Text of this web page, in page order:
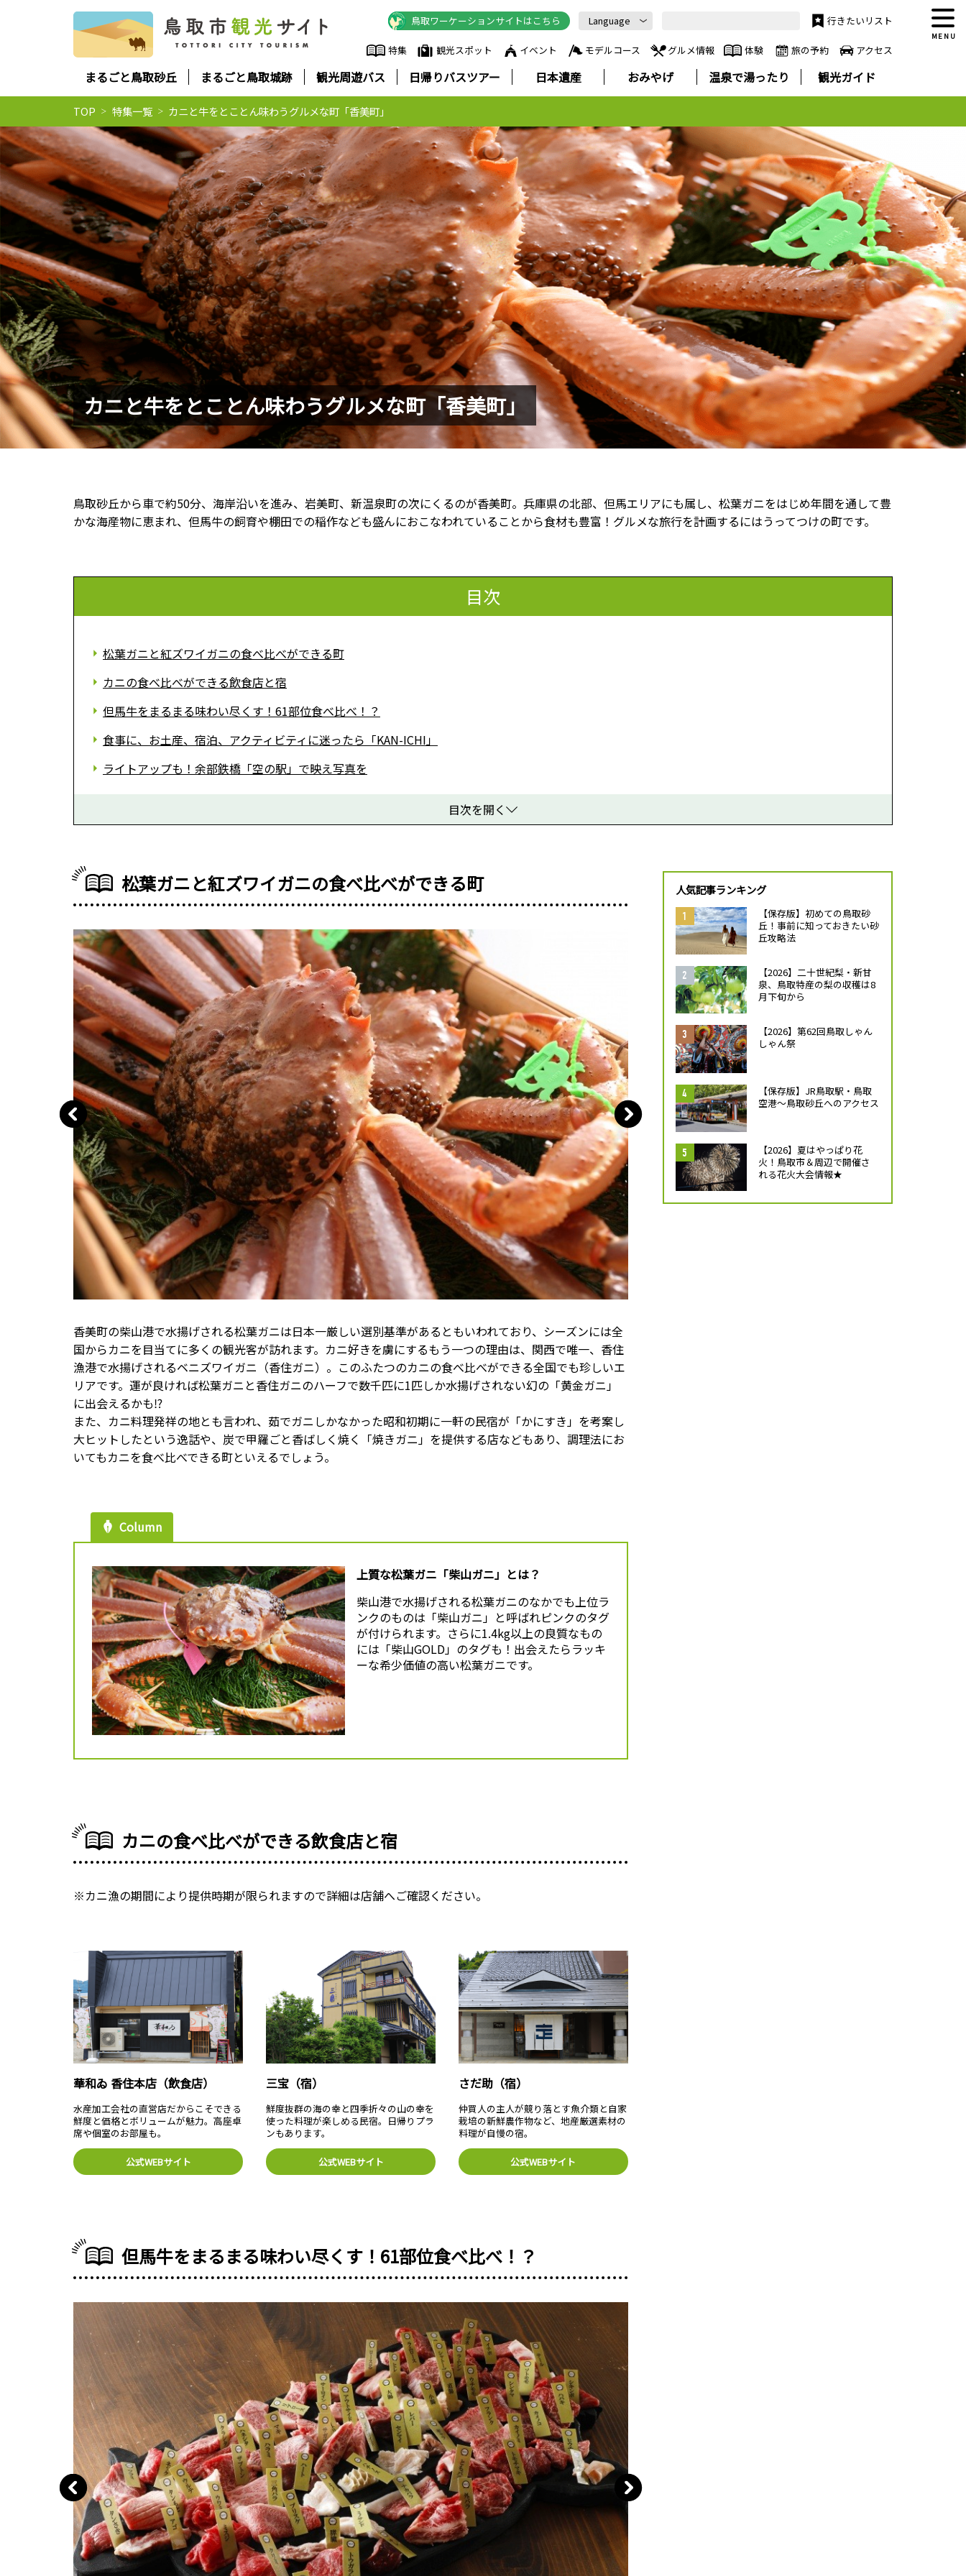
MENU
特集 観光スポット イベント モデルコース グルメ情報 体験 旅の予約 アクセス
Language
中文简体
中文繁體
한국어
ภาษาไทย
行きたいリスト
鳥取ワーケーションサイトはこちら
まるごと鳥取砂丘 まるごと鳥取城跡 観光周遊バス 日帰りバスツアー 日本遺産 おみやげ 温泉で湯ったり 観光ガイド
TOP 特集一覧 カニと牛をとことん味わうグルメな町「香美町」
カニと牛をとことん味わうグルメな町「香美町」
鳥取砂丘から車で約50分、海岸沿いを進み、岩美町、新温泉町の次にくるのが香美町。兵庫県の北部、但馬エリアにも属し、松葉ガニをはじめ年間を通して豊
かな海産物に恵まれ、但馬牛の飼育や棚田での稲作なども盛んにおこなわれていることから食材も豊富！グルメな旅行を計画するにはうってつけの町です。
目次
松葉ガニと紅ズワイガニの食べ比べができる町
カニの食べ比べができる飲食店と宿
但馬牛をまるまる味わい尽くす！61部位食べ比べ！？
食事に、お土産、宿泊、アクティビティに迷ったら「KAN-ICHI」
ライトアップも！余部鉄橋「空の駅」で映え写真を
目次を開く
松葉ガニと紅ズワイガニの食べ比べができる町
香美町の柴山港で水揚げされる松葉ガニは日本一厳しい選別基準があるともいわれており、シーズンには全
国からカニを目当てに多くの観光客が訪れます。カニ好きを虜にするもう一つの理由は、関西で唯一、香住
漁港で水揚げされるベニズワイガニ（香住ガニ）。このふたつのカニの食べ比べができる全国でも珍しいエ
リアです。運が良ければ松葉ガニと香住ガニのハーフで数千匹に1匹しか水揚げされない幻の「黄金ガニ」
に出会えるかも⁉
また、カニ料理発祥の地とも言われ、茹でガニしかなかった昭和初期に一軒の民宿が「かにすき」を考案し
大ヒットしたという逸話や、炭で甲羅ごと香ばしく焼く「焼きガニ」を提供する店などもあり、調理法にお
いてもカニを食べ比べできる町といえるでしょう。
Column
上質な松葉ガニ「柴山ガニ」とは？
柴山港で水揚げされる松葉ガニのなかでも上位ラ
ンクのものは「柴山ガニ」と呼ばれピンクのタグ
が付けられます。さらに1.4kg以上の良質なもの
には「柴山GOLD」のタグも！出会えたらラッキ
ーな希少価値の高い松葉ガニです。
カニの食べ比べができる飲食店と宿
※カニ漁の期間により提供時期が限られますので詳細は店舗へご確認ください。
華和ゐ 香住本店（飲食店）
水産加工会社の直営店だからこそできる
鮮度と価格とボリュームが魅力。高座卓
席や個室のお部屋も。
公式WEBサイト
三宝（宿）
鮮度抜群の海の幸と四季折々の山の幸を
使った料理が楽しめる民宿。日帰りプラ
ンもあります。
公式WEBサイト
さだ助（宿）
仲買人の主人が競り落とす魚介類と自家
栽培の新鮮農作物など、地産厳選素材の
料理が自慢の宿。
公式WEBサイト
但馬牛をまるまる味わい尽くす！61部位食べ比べ！？
人気記事ランキング
【保存版】初めての鳥取砂
丘！事前に知っておきたい砂
丘攻略法
【2026】二十世紀梨・新甘
泉、鳥取特産の梨の収穫は8
月下旬から
【2026】第62回鳥取しゃん
しゃん祭
【保存版】JR鳥取駅・鳥取
空港～鳥取砂丘へのアクセス
【2026】夏はやっぱり花
火！鳥取市＆周辺で開催さ
れる花火大会情報★